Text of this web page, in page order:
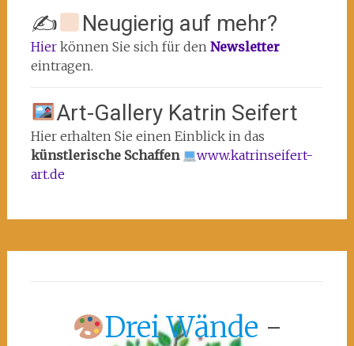
✍ Neugierig auf mehr?
Hierkönnen Sie sich für den Newsletter
eintragen.
Art-Gallery Katrin Seifert
Hier erhalten Sie einen Einblick in das
künstlerische Schaffen
www.katrinseifert-
art.de
Drei Wände -